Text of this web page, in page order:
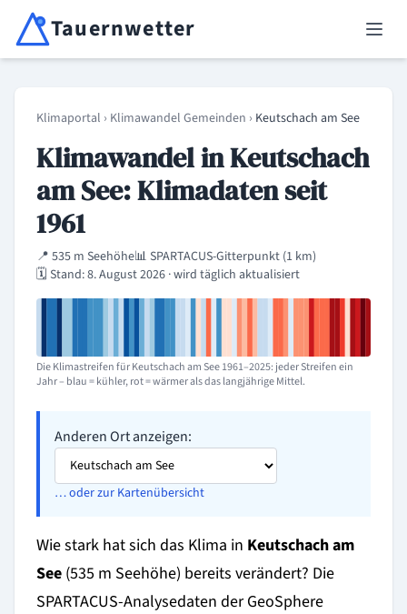
Tauernwetter
Unabhängiger Wetterdienst für Kärnten, Osttirol & Alpenregion
Klimaportal › Klimawandel Gemeinden › Keutschach am See
Klimawandel in Keutschach
am See: Klimadaten seit
1961
📍 535 m Seehöhe📊 SPARTACUS-Gitterpunkt (1 km)
🗓️ Stand: 8. August 2026 · wird täglich aktualisiert
Die Klimastreifen für Keutschach am See 1961–2025: jeder Streifen ein
Jahr – blau = kühler, rot = wärmer als das langjährige Mittel.
Anderen Ort anzeigen:
… oder zur Kartenübersicht
Wie stark hat sich das Klima in Keutschach am
See (535 m Seehöhe) bereits verändert? Die
SPARTACUS-Analysedaten der GeoSphere